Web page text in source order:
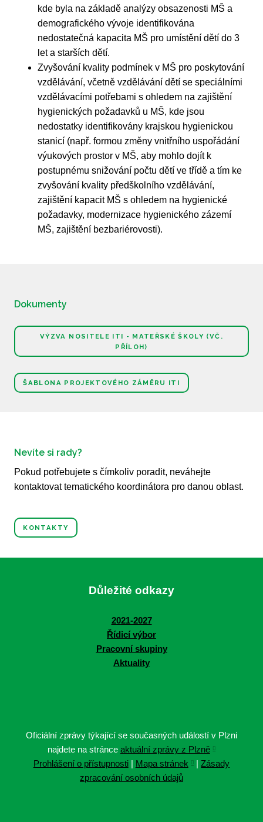
kde byla na základě analýzy obsazenosti MŠ a
demografického vývoje identifikována
nedostatečná kapacita MŠ pro umístění dětí do 3
let a starších dětí.
Zvyšování kvality podmínek v MŠ pro poskytování
vzdělávání, včetně vzdělávání dětí se speciálními
vzdělávacími potřebami s ohledem na zajištění
hygienických požadavků u MŠ, kde jsou
nedostatky identifikovány krajskou hygienickou
stanicí (např. formou změny vnitřního uspořádání
výukových prostor v MŠ, aby mohlo dojít k
postupnému snižování počtu dětí ve třídě a tím ke
zvyšování kvality předškolního vzdělávání,
zajištění kapacit MŠ s ohledem na hygienické
požadavky, modernizace hygienického zázemí
MŠ, zajištění bezbariérovosti).
Dokumenty
VÝZVA NOSITELE ITI - MATEŘSKÉ ŠKOLY (VČ.
PŘÍLOH)
ŠABLONA PROJEKTOVÉHO ZÁMĚRU ITI
Nevíte si rady?
Pokud potřebujete s čímkoliv poradit, neváhejte
kontaktovat tematického koordinátora pro danou oblast.
KONTAKTY
Důležité odkazy
2021-2027
Řídicí výbor
Pracovní skupiny
Aktuality
Oficiální zprávy týkající se současných událostí v Plzni
najdete na stránce aktuální zprávy z Plzně
Prohlášení o přístupnosti| Mapa stránek |Zásady
zpracování osobních údajů